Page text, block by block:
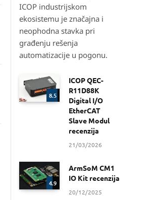
ICOP industrijskom
ekosistemu je značajna i
neophodna stavka pri
građenju rešenja
automatizacije u pogonu.
8.5
ICOP QEC-
R11D88K
Digital I/O
EtherCAT
Slave Modul
recenzija
21/03/2026
4.9
ArmSoM CM1
IO Kit recenzija
20/12/2025